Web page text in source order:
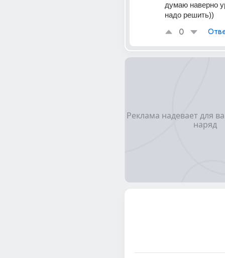
думаю наверно
надо решить))
0